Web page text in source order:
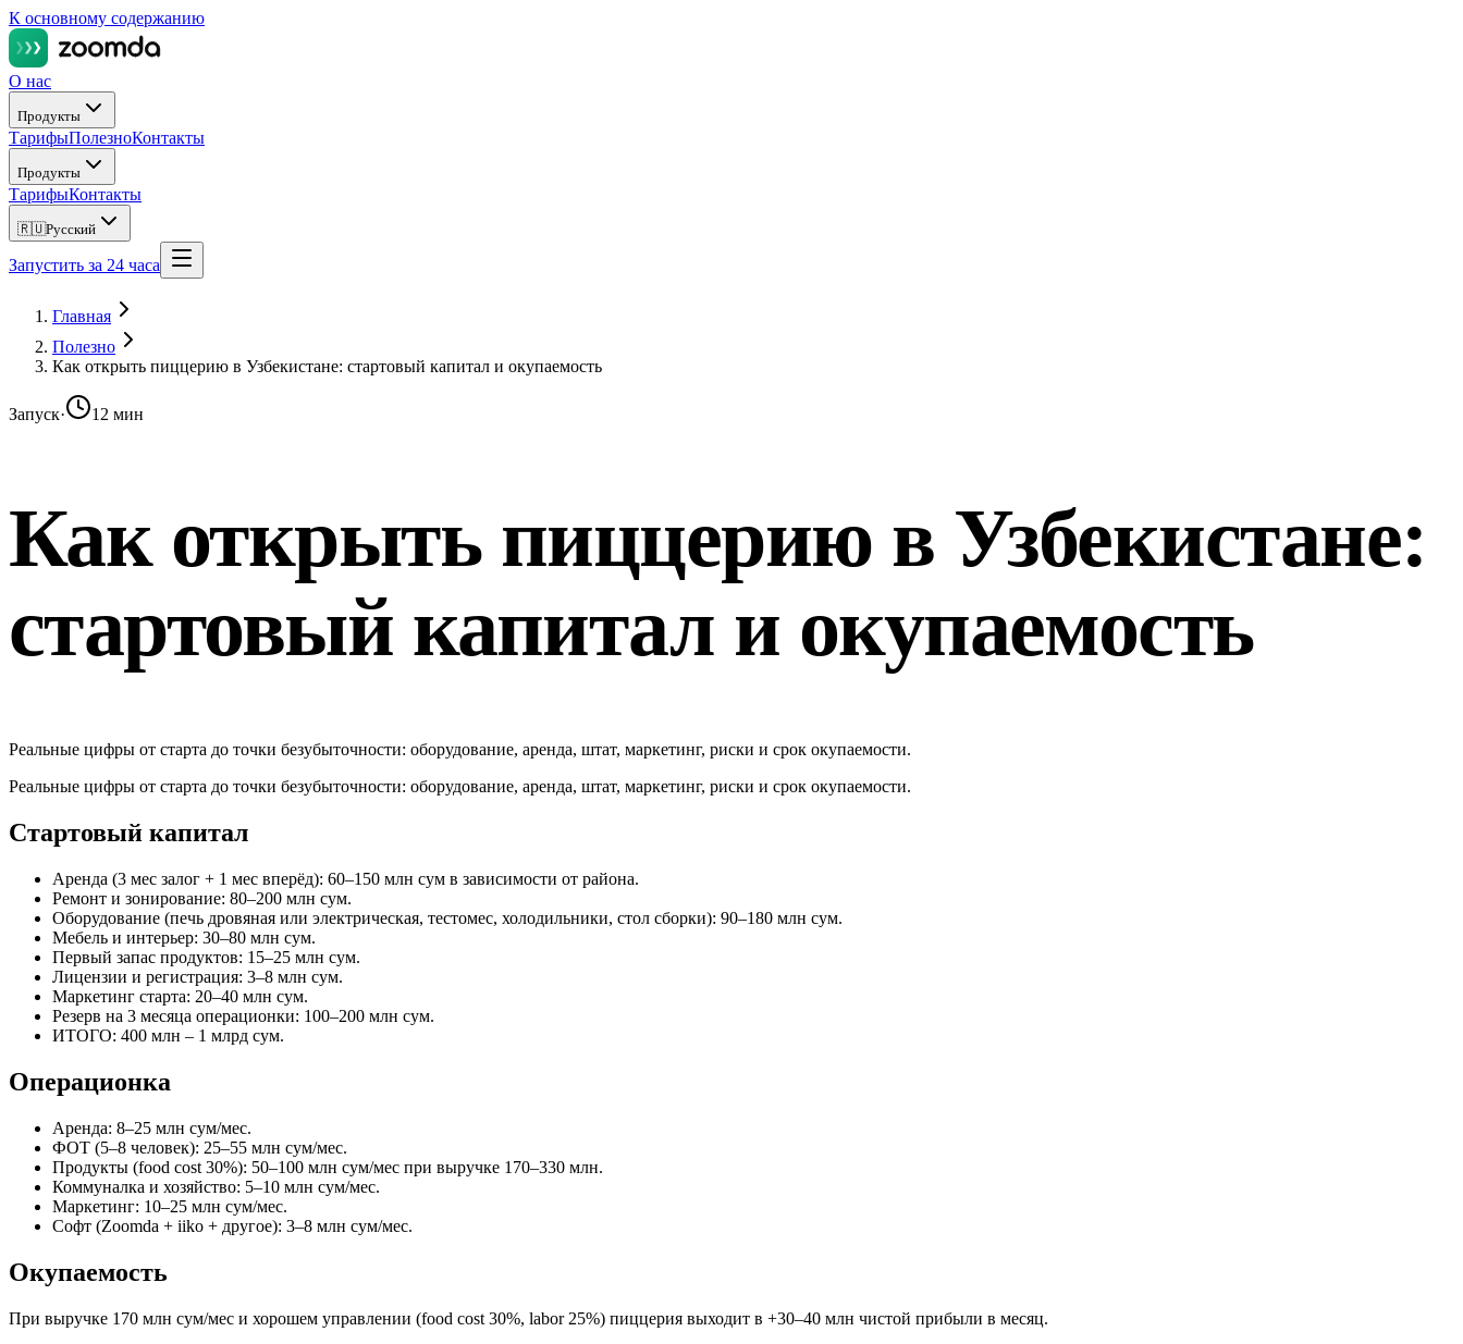
К основному содержанию
О нас
Продукты
ТарифыПолезноКонтакты
Продукты
ТарифыКонтакты
🇷🇺Русский
Запустить за 24 часа
Главная
Полезно
Как открыть пиццерию в Узбекистане: стартовый капитал и окупаемость
Запуск· 12 мин
Как открыть пиццерию в Узбекистане:
стартовый капитал и окупаемость
Реальные цифры от старта до точки безубыточности: оборудование, аренда, штат, маркетинг, риски и срок окупаемости.
Реальные цифры от старта до точки безубыточности: оборудование, аренда, штат, маркетинг, риски и срок окупаемости.
Стартовый капитал
Аренда (3 мес залог + 1 мес вперёд): 60–150 млн сум в зависимости от района.
Ремонт и зонирование: 80–200 млн сум.
Оборудование (печь дровяная или электрическая, тестомес, холодильники, стол сборки): 90–180 млн сум.
Мебель и интерьер: 30–80 млн сум.
Первый запас продуктов: 15–25 млн сум.
Лицензии и регистрация: 3–8 млн сум.
Маркетинг старта: 20–40 млн сум.
Резерв на 3 месяца операционки: 100–200 млн сум.
ИТОГО: 400 млн – 1 млрд сум.
Операционка
Аренда: 8–25 млн сум/мес.
ФОТ (5–8 человек): 25–55 млн сум/мес.
Продукты (food cost 30%): 50–100 млн сум/мес при выручке 170–330 млн.
Коммуналка и хозяйство: 5–10 млн сум/мес.
Маркетинг: 10–25 млн сум/мес.
Софт (Zoomda + iiko + другое): 3–8 млн сум/мес.
Окупаемость
При выручке 170 млн сум/мес и хорошем управлении (food cost 30%, labor 25%) пиццерия выходит в +30–40 млн чистой прибыли в месяц.